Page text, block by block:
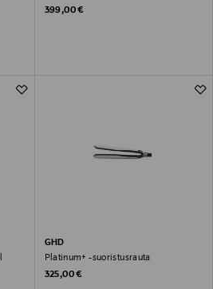
Original Price
399,00 €
GHD
Platinum+ -suoristusrauta
Original Price
325,00 €